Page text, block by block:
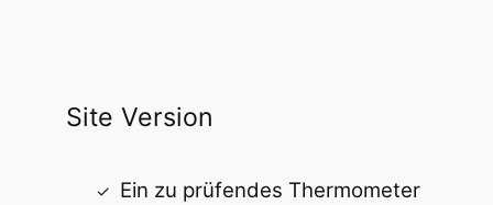
Site Version
Ein zu prüfendes Thermometer